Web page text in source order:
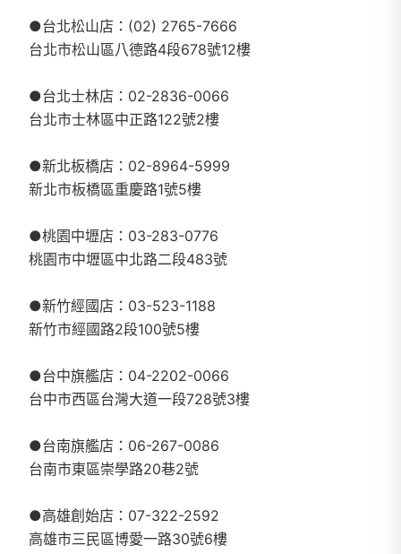
●台北松山店：(02) 2765-7666
台北市松山區八德路4段678號12樓
●台北士林店：02-2836-0066
台北市士林區中正路122號2樓
●新北板橋店：02-8964-5999
新北市板橋區重慶路1號5樓
●桃園中壢店：03-283-0776
桃園市中壢區中北路二段483號
●新竹經國店：03-523-1188
新竹市經國路2段100號5樓
●台中旗艦店：04-2202-0066
台中市西區台灣大道一段728號3樓
●台南旗艦店：06-267-0086
台南市東區崇學路20巷2號
●高雄創始店：07-322-2592
高雄市三民區博愛一路30號6樓